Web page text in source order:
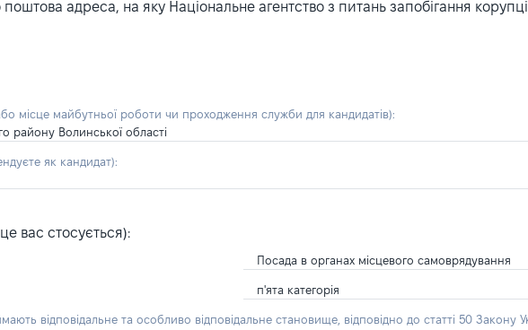
адреса, на яку Національне агентство з питань запобігання
місце майбутньої роботи чи проходження служби для кандидатів):
району Волинської області
як кандидат):
вас стосується):
Посада в органах місцевого самоврядування
п'ята категорія
відповідальне та особливо відповідальне становище, відповідно до статті 50 Закону